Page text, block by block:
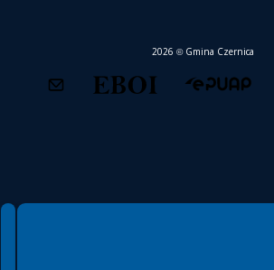
2026 © Gmina Czernica
Spełniamy standardy WCAG 2.2
Spełniamy standardy W3C